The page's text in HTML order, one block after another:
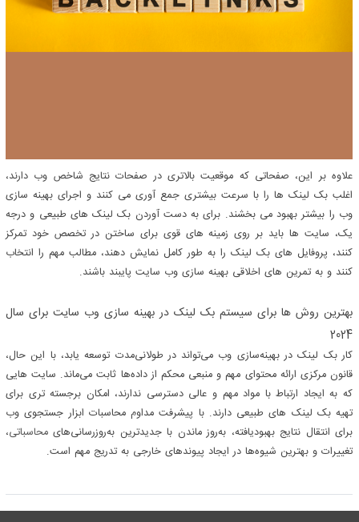
علاوه بر این، صفحاتی که موقعیت بالاتری در صفحات نتایج شاخص وب دارند،
اغلب بک لینک ها را با سرعت بیشتری جمع آوری می کنند و اجرای بهینه سازی
وب را بیشتر بهبود می بخشند. برای به دست آوردن بک لینک های طبیعی و درجه
یک، سایت ها باید بر روی زمینه های قوی برای ساختن در تخصص خود تمرکز
کنند، پروفایل های بک لینک را به طور کامل نمایش دهند، مطالب مهم را انتخاب
کنند و به تمرین های اخلاقی بهینه سازی وب سایت پایبند باشند.
بهترین روش ها برای سیستم بک لینک در بهینه سازی وب سایت برای سال
2024
کار بک لینک در بهینه‌سازی وب می‌تواند در طولانی‌مدت توسعه یابد، با این حال،
قانون مرکزی ارائه محتوای مهم و منبعی محکم از داده‌ها ثابت می‌ماند. سایت هایی
که به ایجاد ارتباط با مواد مهم و عالی دسترسی ندارند، امکان برجسته تری برای
تهیه بک لینک های طبیعی دارند. با پیشرفت مداوم محاسبات ابزار جستجوی وب
برای انتقال نتایج بهبودیافته، به‌روز ماندن با جدیدترین به‌روزرسانی‌های محاسباتی،
تغییرات و بهترین شیوه‌ها در ایجاد پیوندهای خارجی به تدریج مهم است.